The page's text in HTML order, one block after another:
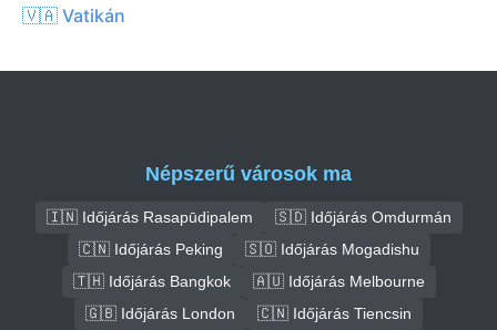
🇻🇦 Vatikán
Népszerű városok ma
🇮🇳 Időjárás Rasapūdipalem
🇸🇩 Időjárás Omdurmán
🇨🇳 Időjárás Peking
🇸🇴 Időjárás Mogadishu
🇹🇭 Időjárás Bangkok
🇦🇺 Időjárás Melbourne
🇬🇧 Időjárás London
🇨🇳 Időjárás Tiencsin